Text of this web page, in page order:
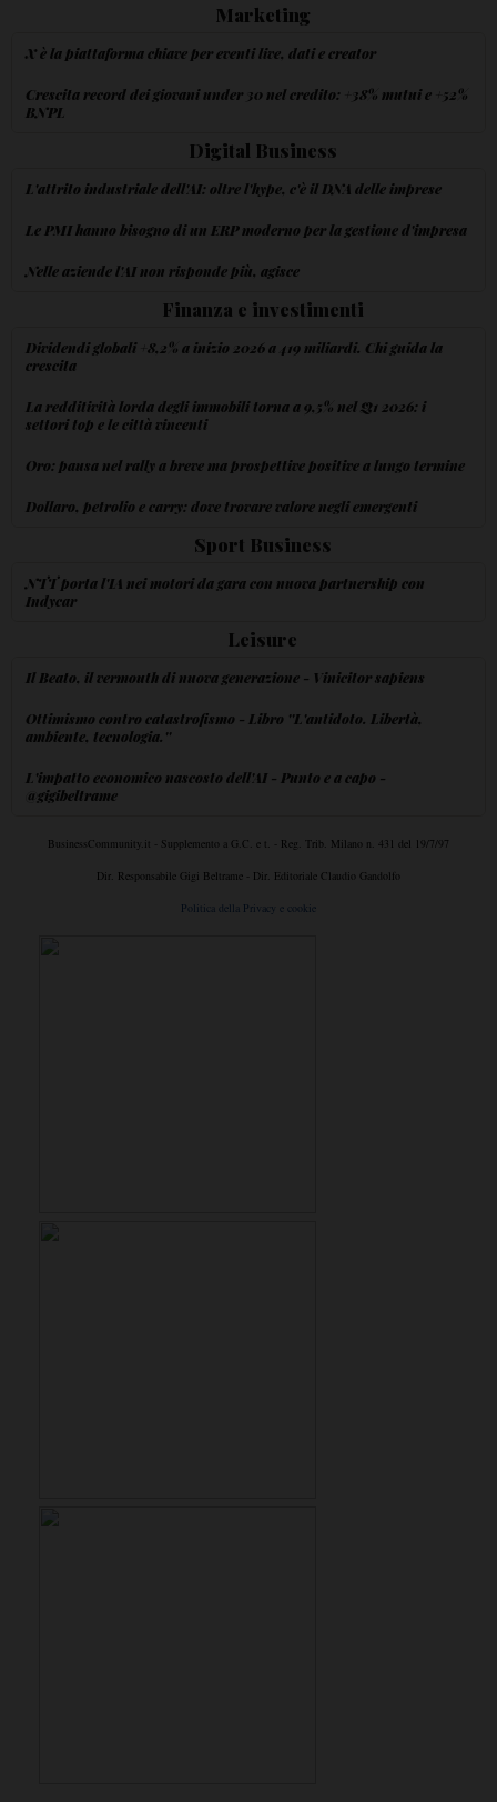
Marketing
X è la piattaforma chiave per eventi live, dati e creator
Crescita record dei giovani under 30 nel credito: +38% mutui e +52%
BNPL
Digital Business
L'attrito industriale dell'AI: oltre l'hype, c'è il DNA delle imprese
Le PMI hanno bisogno di un ERP moderno per la gestione d'impresa
Nelle aziende l'AI non risponde più, agisce
Finanza e investimenti
Dividendi globali +8,2% a inizio 2026 a 419 miliardi. Chi guida la
crescita
La redditività lorda degli immobili torna a 9,5% nel Q1 2026: i
settori top e le città vincenti
Oro: pausa nel rally a breve ma prospettive positive a lungo termine
Dollaro, petrolio e carry: dove trovare valore negli emergenti
Sport Business
NTT porta l'IA nei motori da gara con nuova partnership con
Indycar
Leisure
Il Beato, il vermouth di nuova generazione - Vinicitor sapiens
Ottimismo contro catastrofismo - Libro ''L'antidoto. Libertà,
ambiente, tecnologia.''
L'impatto economico nascosto dell'AI - Punto e a capo -
@gigibeltrame
BusinessCommunity.it - Supplemento a G.C. e t. - Reg. Trib. Milano n. 431 del 19/7/97
Dir. Responsabile Gigi Beltrame - Dir. Editoriale Claudio Gandolfo
Politica della Privacy e cookie